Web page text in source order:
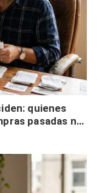
quienes
pasadas no
necesidad de